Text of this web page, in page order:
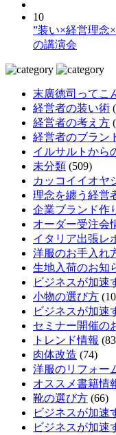
10
”装い×経営理念
の講演会
末廣徳司ってこ
経営者の装い術
経営者の考え方
経営者のブラン
イルサルトから
未分類 (509)
カッコイイオヤ
理念を纏う経営
企業ブランド作
オーダー受注会
イタリア出張レ
洋服のお手入れ
生地入荷のお知
ビジネスが加速
小物の選び方
ビジネスが加速
セミナー開催の
トレンド情報
肉体改造 (74)
洋服のリフォー
オススメ書籍情
靴の選び方 (66)
ビジネスが加速
ビジネスが加速